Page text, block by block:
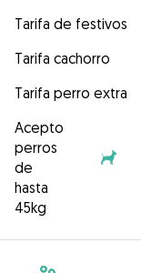
Tarifa de festivos
Tarifa cachorro
Tarifa perro extra
Acepto
perros
de
hasta
45kg